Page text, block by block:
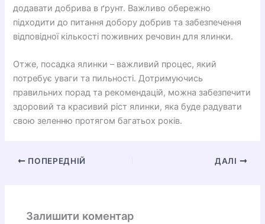
додавати добрива в ґрунт. Важливо обережно
підходити до питання добору добрив та забезпечення
відповідної кількості поживних речовин для ялинки.
Отже, посадка ялинки – важливий процес, який
потребує уваги та пильності. Дотримуючись
правильних порад та рекомендацій, можна забезпечити
здоровий та красивий ріст ялинки, яка буде радувати
свою зеленню протягом багатьох років.
ПОПЕРЕДНІЙ ДАЛІ
Залишити коментар